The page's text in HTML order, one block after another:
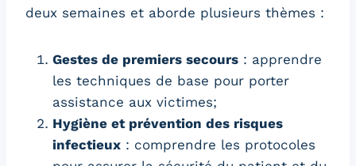
deux semaines et aborde plusieurs thèmes :
Gestes de premiers secours : apprendre
les techniques de base pour porter
assistance aux victimes;
Hygiène et prévention des risques
infectieux : comprendre les protocoles